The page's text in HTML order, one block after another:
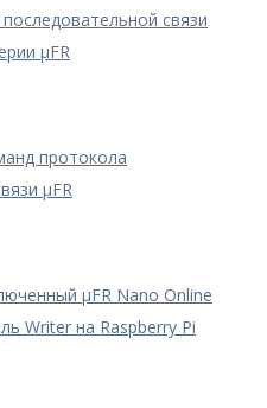
связи
μFR
протокола
μFR
μFR Nano Online
Writer на Raspberry Pi